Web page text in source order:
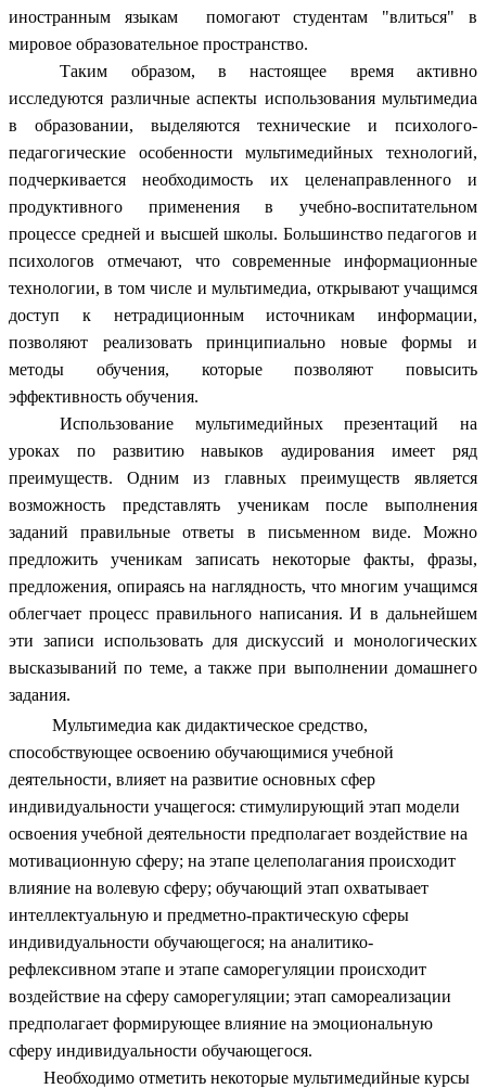
иностранным языкам помогают студентам "влиться" в
мировое образовательное пространство.
Таким образом, в настоящее время активно
исследуются различные аспекты использования мультимедиа
в образовании, выделяются технические и психолого-
педагогические особенности мультимедийных технологий,
подчеркивается необходимость их целенаправленного и
продуктивного применения в учебно-воспитательном
процессе средней и высшей школы. Большинство педагогов и
психологов отмечают, что современные информационные
технологии, в том числе и мультимедиа, открывают учащимся
доступ к нетрадиционным источникам информации,
позволяют реализовать принципиально новые формы и
методы обучения, которые позволяют повысить
эффективность обучения.
Использование мультимедийных презентаций на
уроках по развитию навыков аудирования имеет ряд
преимуществ. Одним из главных преимуществ является
возможность представлять ученикам после выполнения
заданий правильные ответы в письменном виде. Можно
предложить ученикам записать некоторые факты, фразы,
предложения, опираясь на наглядность, что многим учащимся
облегчает процесс правильного написания. И в дальнейшем
эти записи использовать для дискуссий и монологических
высказываний по теме, а также при выполнении домашнего
задания.
Мультимедиа как дидактическое средство,
способствующее освоению обучающимися учебной
деятельности, влияет на развитие основных сфер
индивидуальности учащегося: стимулирующий этап модели
освоения учебной деятельности предполагает воздействие на
мотивационную сферу; на этапе целеполагания происходит
влияние на волевую сферу; обучающий этап охватывает
интеллектуальную и предметно-практическую сферы
индивидуальности обучающегося; на аналитико-
рефлексивном этапе и этапе саморегуляции происходит
воздействие на сферу саморегуляции; этап самореализации
предполагает формирующее влияние на эмоциональную
сферу индивидуальности обучающегося.
Необходимо отметить некоторые мультимедийные курсы